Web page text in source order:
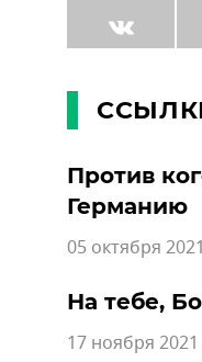
Против
Германию
05 октября
На тебе,
17 ноября